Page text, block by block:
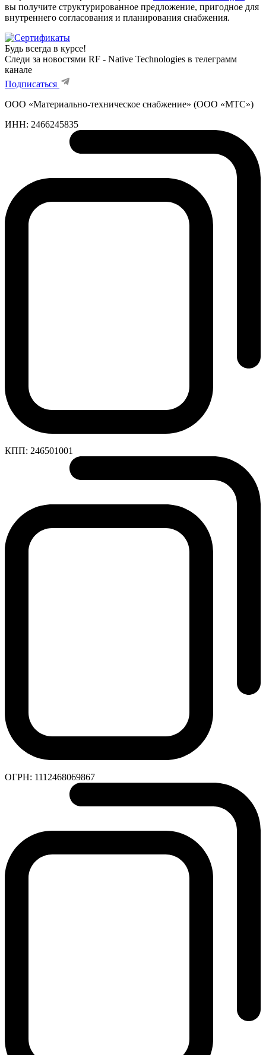
вы получите структурированное предложение, пригодное для
внутреннего согласования и планирования снабжения.
Будь всегда в курсе!
Следи за новостями RF - Native Technologies в телеграмм
канале
Подписаться
ООО «Материально-техническое снабжение» (ООО «МТС»)
ИНН: 2466245835
КПП: 246501001
ОГРН: 1112468069867